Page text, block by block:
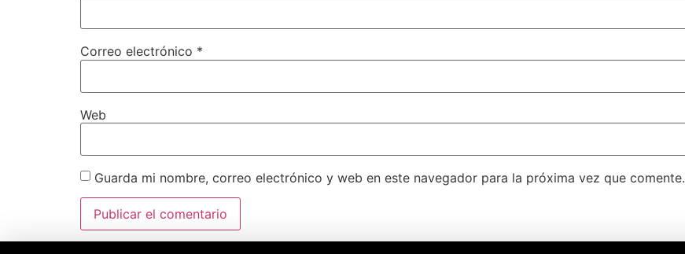
Correo electrónico *
Web
Guarda mi nombre, correo electrónico y web en este navegador para la próxima vez que comente.